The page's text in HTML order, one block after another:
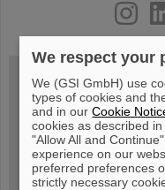
youtube
Mittwoch, 19.08.2026, 14
Warum existiert nicht
Hannah Elfner,
GSI/FAIR/Goethe-
Anmeldung und weitere
We respect your
We (GSI GmbH) use
types of cookies and
and in ourCookie
cookies as described
"Allow All and
experience on our
preferred preferences
strictly necessary